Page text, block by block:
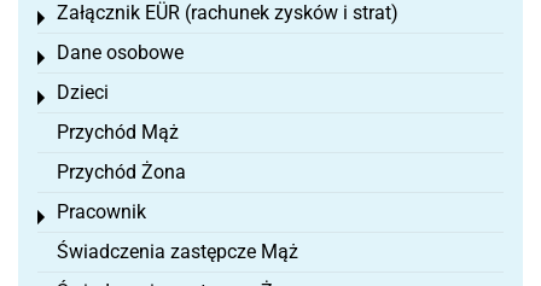
Załącznik EÜR (rachunek zysków i strat)
Toggle menu
Dane osobowe
Toggle menu
Dzieci
Toggle menu
Przychód Mąż
Przychód Żona
Pracownik
Toggle menu
Świadczenia zastępcze Mąż